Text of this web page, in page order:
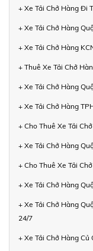
+ Xe Tải Chở Hàng Đi
+ Xe Tải Chở Hàng
+ Xe Tải Chở Hàng
+ Thuê Xe Tải Chở
+ Xe Tải Chở Hàng
+ Xe Tải Chở Hàng
+ Cho Thuê Xe Tải
+ Xe Tải Chở Hàng
+ Cho Thuê Xe Tải
+ Xe Tải Chở Hàng
+ Xe Tải Chở Hàng
24/7
+ Xe Tải Chở Hàng Củ